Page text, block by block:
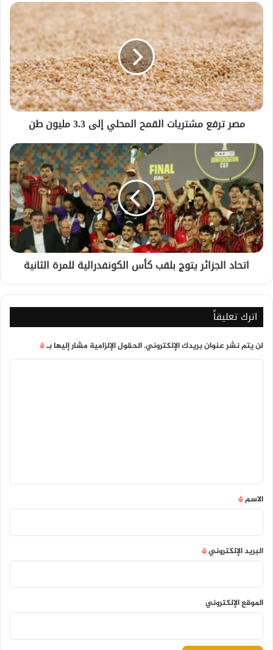
مصر
ترفع
مشتريات
القمح
المحلي
إلى
3.3
مليون
طن
مصر ترفع مشتريات القمح المحلي إلى 3.3 مليون طن
اتحاد
الجزائر
يتوج
بلقب
كأس
الكونفدرالية
للمرة
الثانية
اتحاد الجزائر يتوج بلقب كأس الكونفدرالية للمرة الثانية
اترك تعليقاً
لن يتم نشر عنوان بريدك الإلكتروني.الحقول الإلزامية مشار إليها بـ*
*
الاسم*
البريد الإلكتروني*
الموقع الإلكتروني